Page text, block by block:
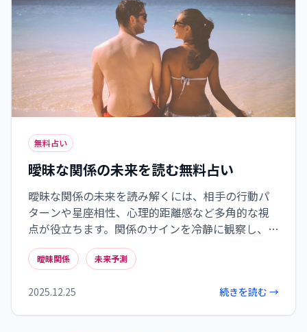
無料占い
曖昧な関係の未来を読む無料占い
曖昧な関係の未来を読み解くには、相手の行動パ
ターンや星座相性、心理的距離感など多角的な視
点が役立ちます。関係のサインを冷静に観察し、星
座別の相性を参考にしながらも、日常の小さな反
応から本当の距離感を探ることが大切です。最終的
れ道で適切な選択をすることが、未来の幸せにつ
ながります。
曖昧関係 未来予測
2025.12.25 続きを読む →